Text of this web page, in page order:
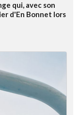
qui, avec son
d'En Bonnet lors